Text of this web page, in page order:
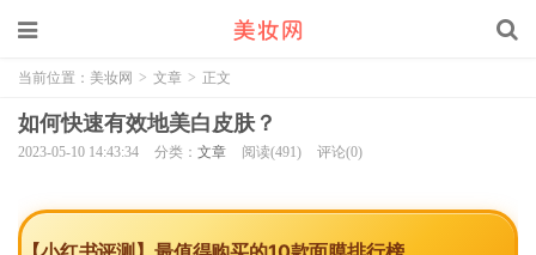
当前位置： 美妆网 > 文章 > 正文
如何快速有效地美白皮肤？
2023-05-10 14:43:34 分类： 文章 阅读(491) 评论(0)